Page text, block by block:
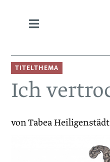
TITELTHEMA
Ich
von Tabea Heiligenstädt